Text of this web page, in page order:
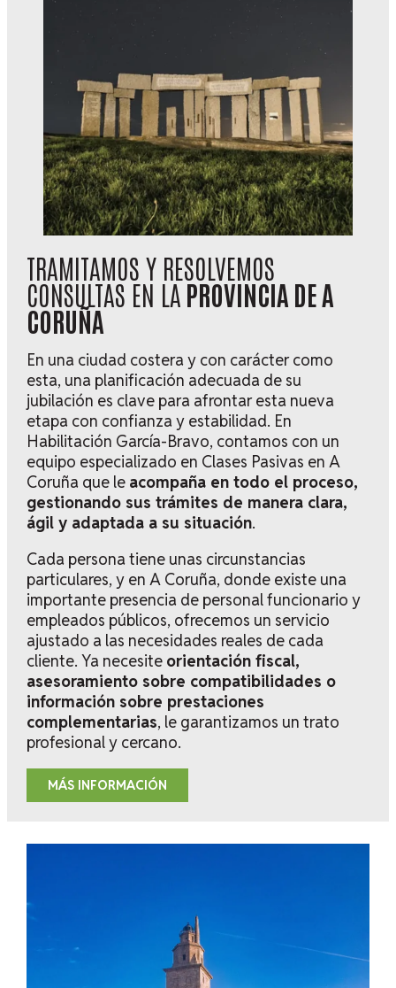
TRAMITAMOS Y RESOLVEMOS
CONSULTAS EN LA PROVINCIA DE A
CORUÑA
En una ciudad costera y con carácter como
esta, una planificación adecuada de su
jubilación es clave para afrontar esta nueva
etapa con confianza y estabilidad. En
Habilitación García-Bravo, contamos con un
equipo especializado en Clases Pasivas en A
Coruña que le acompaña en todo el proceso,
gestionando sus trámites de manera clara,
ágil y adaptada a su situación.
Cada persona tiene unas circunstancias
particulares, y en A Coruña, donde existe una
importante presencia de personal funcionario y
empleados públicos, ofrecemos un servicio
ajustado a las necesidades reales de cada
cliente. Ya necesite orientación fiscal,
asesoramiento sobre compatibilidades o
información sobre prestaciones
complementarias, le garantizamos un trato
profesional y cercano.
MÁS INFORMACIÓN